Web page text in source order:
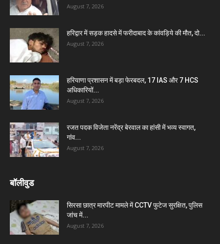
August 7, 2026
हरिद्वार में सड़क हादसे में फरीदाबाद के कांवड़िये की मौत, दो...
August 7, 2026
हरियाणा प्रशासन में बड़ा फेरबदल, 17 IAS और 7 HCS
अधिकारियों...
August 7, 2026
रजत पदक विजेता नरेंद्र बेरवाल का हांसी में भव्य स्वागत,
गांव...
August 7, 2026
बॉलीवुड
सिरसा छात्र मारपीट मामले में CCTV फुटेज सुरक्षित, पुलिस
जांच में...
August 7, 2026